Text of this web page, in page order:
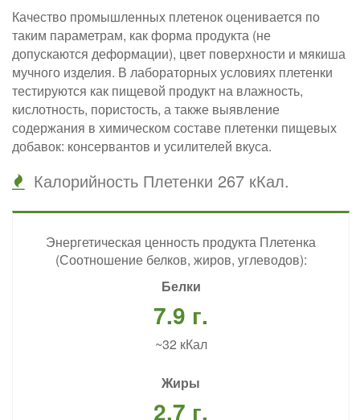
Качество промышленных плетенок оценивается по
таким параметрам, как форма продукта (не
допускаются деформации), цвет поверхности и мякиша
мучного изделия. В лабораторных условиях плетенки
тестируются как пищевой продукт на влажность,
кислотность, пористость, а также выявление
содержания в химическом составе плетенки пищевых
добавок: консервантов и усилителей вкуса.
Калорийность Плетенки 267 кКал.
Энергетическая ценность продукта Плетенка
(Соотношение белков, жиров, углеводов):
Белки
7.9 г.
~32 кКал
Жиры
2.7 г.